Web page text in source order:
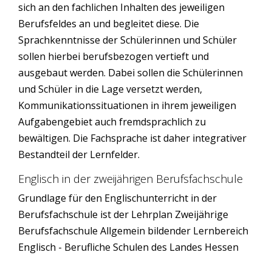
sich an den fachlichen Inhalten des jeweiligen
Berufsfeldes an und begleitet diese. Die
Sprachkenntnisse der Schülerinnen und Schüler
sollen hierbei berufsbezogen vertieft und
ausgebaut werden. Dabei sollen die Schülerinnen
und Schüler in die Lage versetzt werden,
Kommunikationssituationen in ihrem jeweiligen
Aufgabengebiet auch fremdsprachlich zu
bewältigen. Die Fachsprache ist daher integrativer
Bestandteil der Lernfelder.
Englisch in der zweijährigen Berufsfachschule
Grundlage für den Englischunterricht in der
Berufsfachschule ist der Lehrplan Zweijährige
Berufsfachschule Allgemein bildender Lernbereich
Englisch - Berufliche Schulen des Landes Hessen